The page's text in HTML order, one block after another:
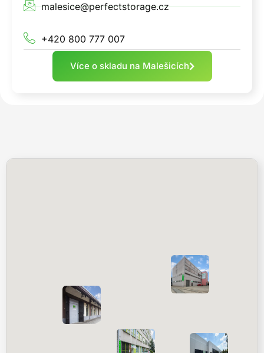
malesice@perfectstorage.cz
+420 800 777 007
Více o skladu na Malešicích